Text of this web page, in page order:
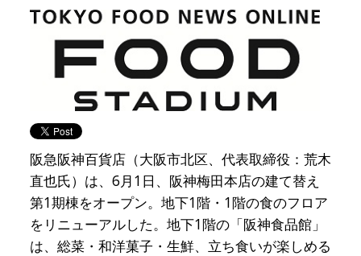
阪急阪神百貨店（大阪市北区、代表取締役：荒木
直也氏）は、 6月1 日、阪神梅田本店の建て替え
第1期棟をオープン。地下1階・ 1階の食のフロア
をリニューアルした。地下1階の「阪神食品館」
は、総菜・和洋菓子・生鮮、立ち食いが楽しめる